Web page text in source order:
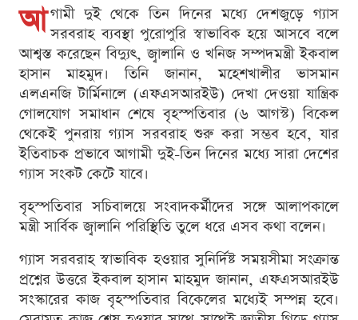
আ গামী দুই থেকে তিন দিনের মধ্যে দেশজুড়ে গ্যাস
সরবরাহ ব্যবস্থা পুরোপুরি স্বাভাবিক হয়ে আসবে বলে
আশ্বস্ত করেছেন বিদ্যুৎ, জ্বালানি ও খনিজ সম্পদমন্ত্রী ইকবাল
হাসান মাহমুদ। তিনি জানান, মহেশখালীর ভাসমান
এলএনজি টার্মিনালে (এফএসআরইউ) দেখা দেওয়া যান্ত্রিক
গোলযোগ সমাধান শেষে বৃহস্পতিবার (৬ আগস্ট) বিকেল
থেকেই পুনরায় গ্যাস সরবরাহ শুরু করা সম্ভব হবে, যার
ইতিবাচক প্রভাবে আগামী দুই-তিন দিনের মধ্যে সারা দেশের
গ্যাস সংকট কেটে যাবে।
বৃহস্পতিবার সচিবালয়ে সংবাদকর্মীদের সঙ্গে আলাপকালে
মন্ত্রী সার্বিক জ্বালানি পরিস্থিতি তুলে ধরে এসব কথা বলেন।
গ্যাস সরবরাহ স্বাভাবিক হওয়ার সুনির্দিষ্ট সময়সীমা সংক্রান্ত
প্রশ্নের উত্তরে ইকবাল হাসান মাহমুদ জানান, এফএসআরইউ
সংস্কারের কাজ বৃহস্পতিবার বিকেলের মধ্যেই সম্পন্ন হবে।